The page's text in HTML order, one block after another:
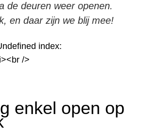
de deuren weer openen.
en daar zijn we blij mee!
enkel open op